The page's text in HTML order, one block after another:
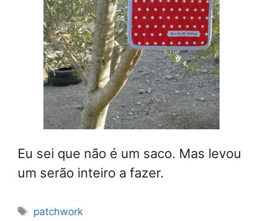
Eu sei que não é um saco. Mas levou
um serão inteiro a fazer.
Etiquetas
patchwork